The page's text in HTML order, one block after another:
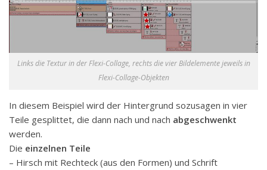
Links die Textur in der Flexi-Collage, rechts die vier Bildelemente jeweils in
Flexi-Collage-Objekten
In diesem Beispiel wird der Hintergrund sozusagen in vier
Teile gesplittet, die dann nach und nach abgeschwenkt
werden.
Die einzelnen Teile
– Hirsch mit Rechteck (aus den Formen) und Schrift